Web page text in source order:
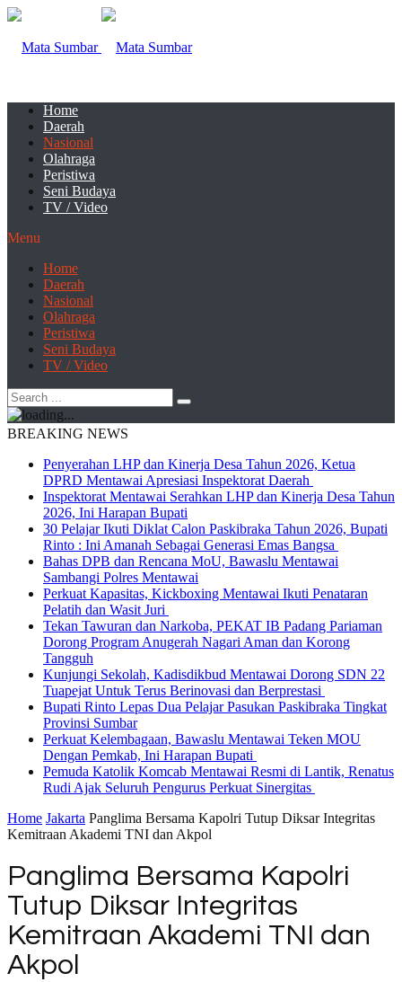
Home
Daerah
Nasional
Olahraga
Peristiwa
Seni Budaya
TV / Video
Menu
Home
Daerah
Nasional
Olahraga
Peristiwa
Seni Budaya
TV / Video
BREAKING NEWS
Penyerahan LHP dan Kinerja Desa Tahun 2026, Ketua
DPRD Mentawai Apresiasi Inspektorat Daerah
Inspektorat Mentawai Serahkan LHP dan Kinerja Desa Tahun
2026, Ini Harapan Bupati
30 Pelajar Ikuti Diklat Calon Paskibraka Tahun 2026, Bupati
Rinto : Ini Amanah Sebagai Generasi Emas Bangsa
Bahas DPB dan Rencana MoU, Bawaslu Mentawai
Sambangi Polres Mentawai
Perkuat Kapasitas, Kickboxing Mentawai Ikuti Penataran
Pelatih dan Wasit Juri
Tekan Tawuran dan Narkoba, PEKAT IB Padang Pariaman
Dorong Program Anugerah Nagari Aman dan Korong
Tangguh
Kunjungi Sekolah, Kadisdikbud Mentawai Dorong SDN 22
Tuapejat Untuk Terus Berinovasi dan Berprestasi
Bupati Rinto Lepas Dua Pelajar Pasukan Paskibraka Tingkat
Provinsi Sumbar
Perkuat Kelembagaan, Bawaslu Mentawai Teken MOU
Dengan Pemkab, Ini Harapan Bupati
Pemuda Katolik Komcab Mentawai Resmi di Lantik, Renatus
Rudi Ajak Seluruh Pengurus Perkuat Sinergitas
Home Jakarta Panglima Bersama Kapolri Tutup Diksar Integritas
Kemitraan Akademi TNI dan Akpol
Panglima Bersama Kapolri
Tutup Diksar Integritas
Kemitraan Akademi TNI dan
Akpol